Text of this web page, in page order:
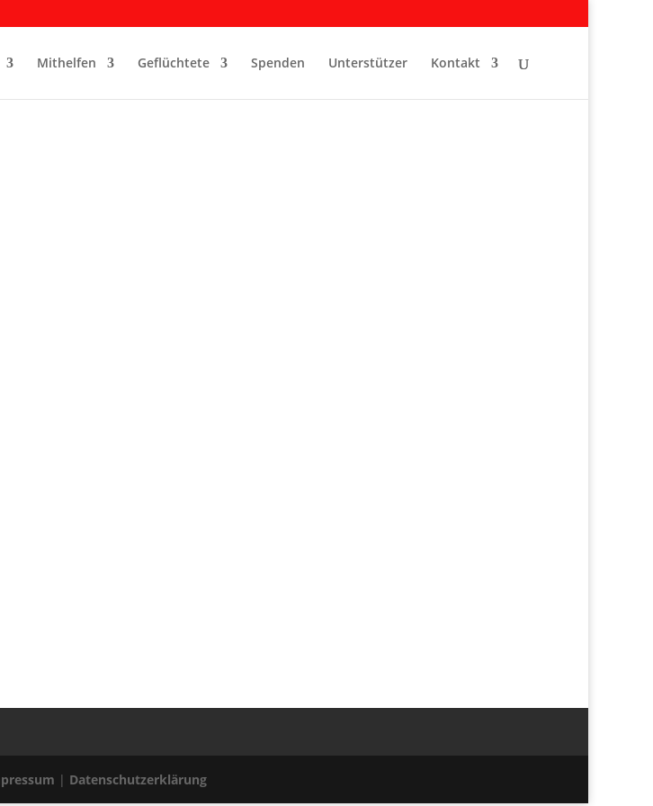
Mithelfen Geflüchtete Spenden Unterstützer Kontakt
| Datenschutzerklärung